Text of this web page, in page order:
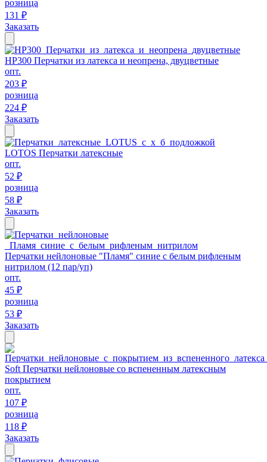
розница
131 ₽
Заказать
HP300 Перчатки из латекса и неопрена, двуцветные
опт.
203 ₽
розница
224 ₽
Заказать
LOTOS Перчатки латексные
опт.
52 ₽
розница
58 ₽
Заказать
Перчатки нейлоновые "Пламя" синие с белым рифленым
нитрилом (12 пар/уп)
опт.
45 ₽
розница
53 ₽
Заказать
Soft Перчатки нейлоновые со вспененным латексным
покрытием
опт.
107 ₽
розница
118 ₽
Заказать